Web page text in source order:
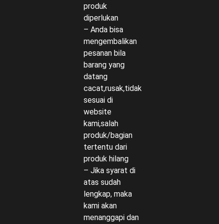
produk
diperlukan
– Anda bisa
mengembalikan
pesanan bila
barang yang
datang
cacat,rusak,tidak
sesuai di
website
kami,salah
produk/bagian
tertentu dari
produk hilang
– Jika syarat di
atas sudah
lengkap, maka
kami akan
menanggapi dan